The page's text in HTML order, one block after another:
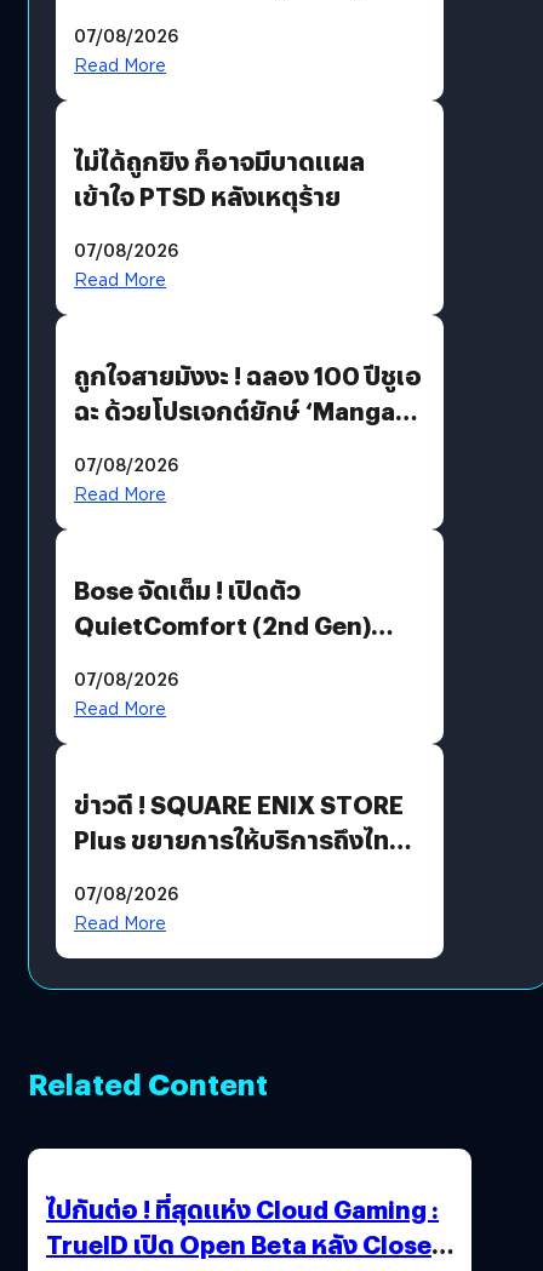
07/08/2026
Read More
ไม่ได้ถูกยิง ก็อาจมีบาดแผล
เข้าใจ PTSD หลังเหตุร้าย
07/08/2026
Read More
ถูกใจสายมังงะ ! ฉลอง 100 ปีชูเอ
ฉะ ด้วยโปรเจกต์ยักษ์ ‘Manga
มีภาษาไทยด้วย
07/08/2026
Read More
Bose จัดเต็ม ! เปิดตัว
QuietComfort (2nd Gen)
07/08/2026
Read More
ข่าวดี ! SQUARE ENIX STORE
Plus ขยายการให้บริการถึงไทย
โดยตรง
07/08/2026
Read More
Related Content
ไปกันต่อ ! ที่สุดแห่ง Cloud Gaming :
TrueID เปิด Open Beta หลัง Close